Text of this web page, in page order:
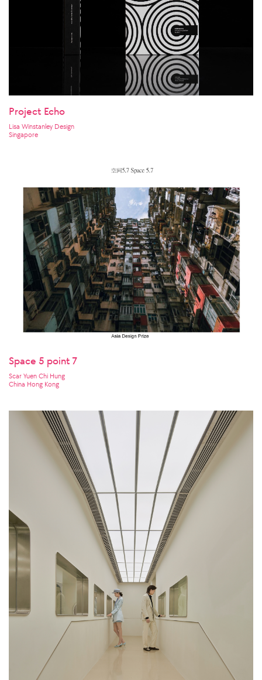
Project Echo
Lisa Winstanley Design
Singapore
Space 5 point 7
Scar Yuen Chi Hung
China Hong Kong